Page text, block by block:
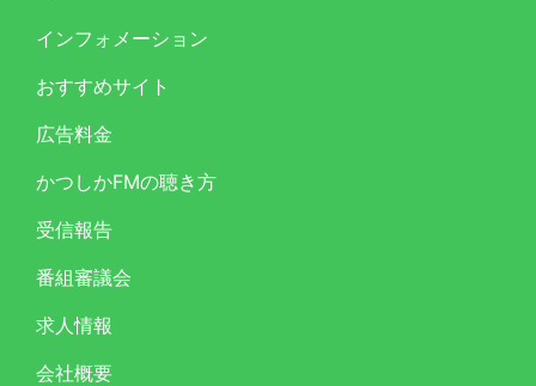
インフォメーション
おすすめサイト
広告料金
かつしかFMの聴き方
受信報告
番組審議会
求人情報
会社概要